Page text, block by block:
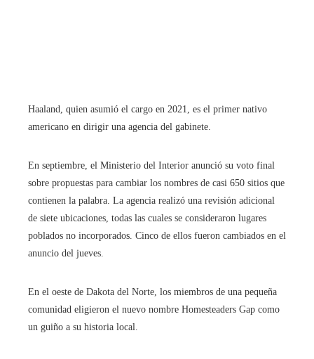
Haaland, quien asumió el cargo en 2021, es el primer nativo
americano en dirigir una agencia del gabinete.
En septiembre, el Ministerio del Interior anunció su voto final
sobre propuestas para cambiar los nombres de casi 650 sitios que
contienen la palabra. La agencia realizó una revisión adicional
de siete ubicaciones, todas las cuales se consideraron lugares
poblados no incorporados. Cinco de ellos fueron cambiados en el
anuncio del jueves.
En el oeste de Dakota del Norte, los miembros de una pequeña
comunidad eligieron el nuevo nombre Homesteaders Gap como
un guiño a su historia local.